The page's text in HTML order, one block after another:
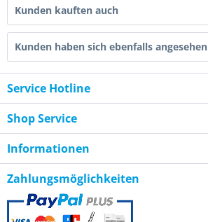
Kunden kauften auch
Kunden haben sich ebenfalls angesehen
Service Hotline
Shop Service
Informationen
Zahlungsmöglichkeiten